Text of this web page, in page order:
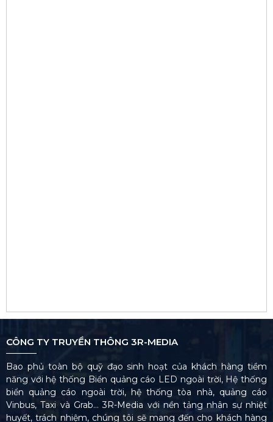
CÔNG TY TRUYỀN THÔNG 3R-MEDIA
Bao phủ toàn bộ quỹ đạo sinh hoạt của khách hàng tiềm
năng với hệ thống Biển quảng cáo LED ngoài trời, Hệ thống
biển quảng cáo ngoài trời, hệ thống tòa nhà, quảng cáo
Vinbus, Taxi và Grab… 3R-Media với nền tảng nhân sự nhiệt
huyết, trách nhiệm, chúng tôi sẽ mang đến cho khách hàng